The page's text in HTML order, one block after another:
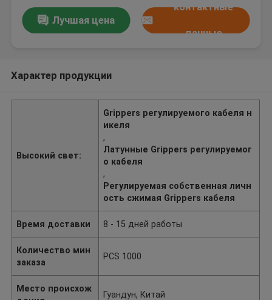
Лучшая цена
контактные
данные
Характер продукции
Высокий свет:
Grippers регулируемого кабеля н
икеля
,
Латунные Grippers регулируемог
о кабеля
,
Регулируемая собственная личн
ость сжимая Grippers кабеля
Время доставки 8 - 15 дней работы
Количество мин
заказа
PCS 1000
Место происхож
Гуандун, Китай